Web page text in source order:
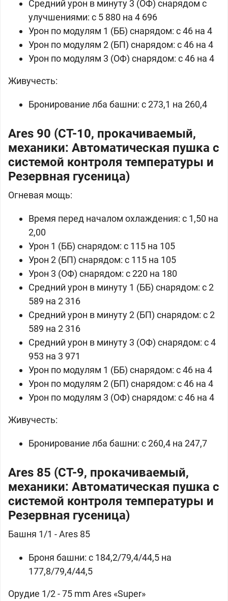
Средний урон в минуту 3 (ОФ) снарядом с
улучшениями: c 5 880 на 4 696
Урон по модулям 1 (ББ) снарядом: c 46 на 4
Урон по модулям 2 (БП) снарядом: c 46 на 4
Урон по модулям 3 (ОФ) снарядом: c 46 на 4
Живучесть:
Бронирование лба башни: c 273,1 на 260,4
Ares 90 (СТ-10, прокачиваемый,
механики: Автоматическая пушка с
системой контроля температуры и
Резервная гусеница)
Огневая мощь:
Время перед началом охлаждения: с 1,50 на
2,00
Урон 1 (ББ) снарядом: c 115 на 105
Урон 2 (БП) снарядом: c 115 на 105
Урон 3 (ОФ) снарядом: c 220 на 180
Средний урон в минуту 1 (ББ) снарядом: c 2
589 на 2 316
Средний урон в минуту 2 (БП) снарядом: c 2
589 на 2 316
Средний урон в минуту 3 (ОФ) снарядом: c 4
953 на 3 971
Урон по модулям 1 (ББ) снарядом: c 46 на 4
Урон по модулям 2 (БП) снарядом: c 46 на 4
Урон по модулям 3 (ОФ) снарядом: c 46 на 4
Живучесть:
Бронирование лба башни: c 260,4 на 247,7
Ares 85 (СТ-9, прокачиваемый,
механики: Автоматическая пушка с
системой контроля температуры и
Резервная гусеница)
Башня 1/1 - Ares 85
Броня башни: c 184,2/79,4/44,5 на
177,8/79,4/44,5
Орудие 1/2 - 75 mm Ares «Super»